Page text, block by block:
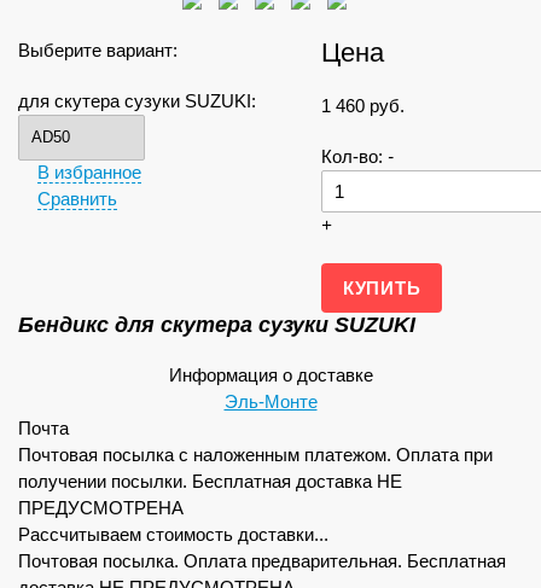
Выберите вариант:
для скутера сузуки SUZUKI:
В избранное
Сравнить
Цена
1 460 руб.
Кол-во: -
+
Бендикc для скутера сузуки SUZUKI
Информация о доставке
Эль-Монте
Почта
Почтовая посылка с наложенным платежом. Оплата при
получении посылки. Бесплатная доставка НЕ
ПРЕДУСМОТРЕНА
Рассчитываем стоимость доставки...
Почтовая посылка. Оплата предварительная. Бесплатная